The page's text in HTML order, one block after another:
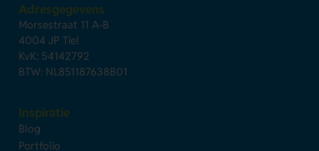
Adresgegevens
Morsestraat 11 A-B
4004 JP Tiel
KvK: 54142792
BTW: NL851187638B01
Inspiratie
Blog
Portfolio